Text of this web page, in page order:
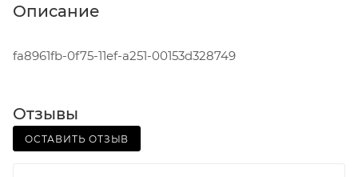
Описание
fa8961fb-0f75-11ef-a251-00153d328749
Отзывы
ОСТАВИТЬ ОТЗЫВ